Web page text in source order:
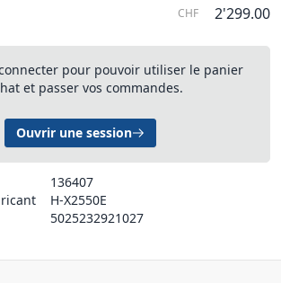
CHF 2'299.00
pour pouvoir utiliser le panier
et passer vos commandes.
Ouvrir une session
136407
H-X2550E
5025232921027